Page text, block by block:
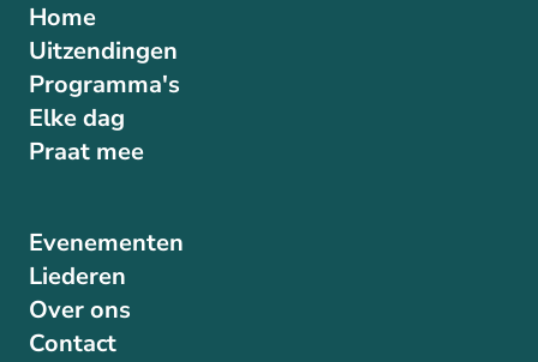
Home
Uitzendingen
Programma's
Elke dag
Praat mee
Evenementen
Liederen
Over ons
Contact